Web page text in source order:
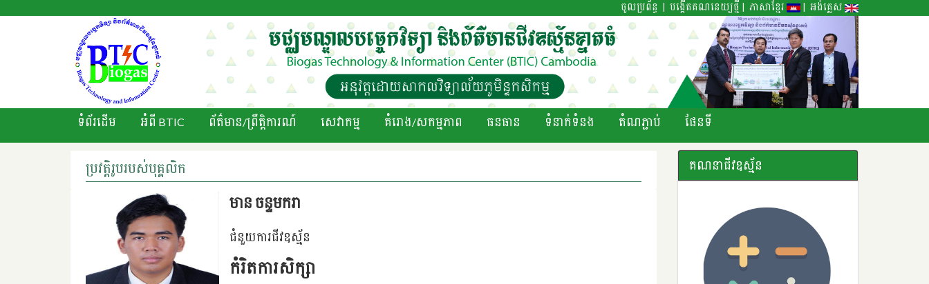
អង់គ្លេស
ភាសាខ្មែរ |
បង្កើតគណនេយ្យថ្មី |
ចូលប្រព័ន្ធ |
ទំព័រដើម អំពី BTIC ព័ត៌មាន/ព្រឹតិ្តការណ៍ សេវាកម្ម គំរោង/សកម្មភាព ធនធាន ទំនាក់ទំនង តំណភ្ជាប់ ផែនទី
ប្រវត្តិរូបរបស់បុគ្គលិក
មាន ចន្ទ​មករា
ជំនួយការជីវឧស្ម័ន
កំរិតការសិក្សា
គណនាជីវឧស្ម័ន